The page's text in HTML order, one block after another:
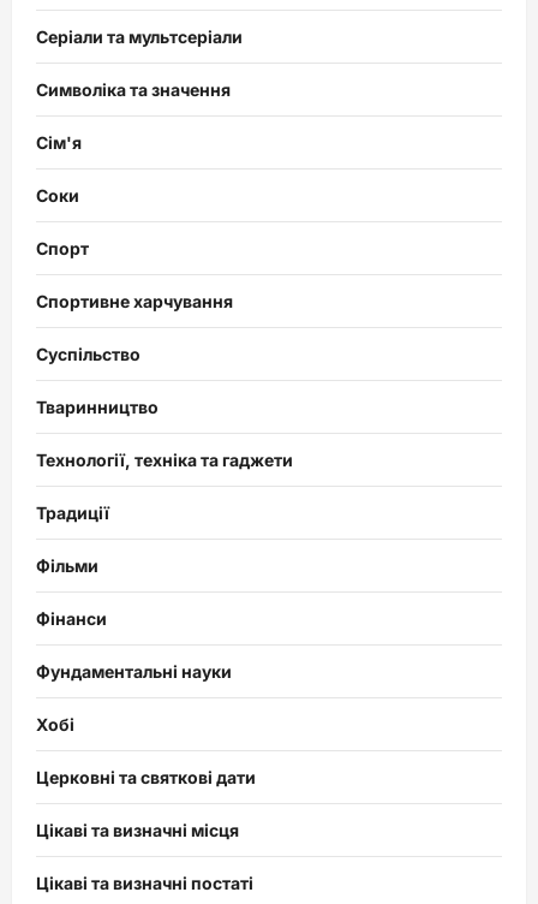
Серіали та мультсеріали
Символіка та значення
Сім'я
Соки
Спорт
Спортивне харчування
Суспільство
Тваринництво
Технології, техніка та гаджети
Традиції
Фільми
Фінанси
Фундаментальні науки
Хобі
Церковні та святкові дати
Цікаві та визначні місця
Цікаві та визначні постаті